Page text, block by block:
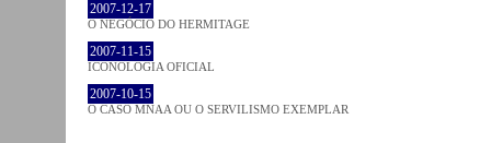
2007-12-17
O NEGÓCIO DO HERMITAGE
2007-11-15
ICONOLOGIA OFICIAL
2007-10-15
O CASO MNAA OU O SERVILISMO EXEMPLAR